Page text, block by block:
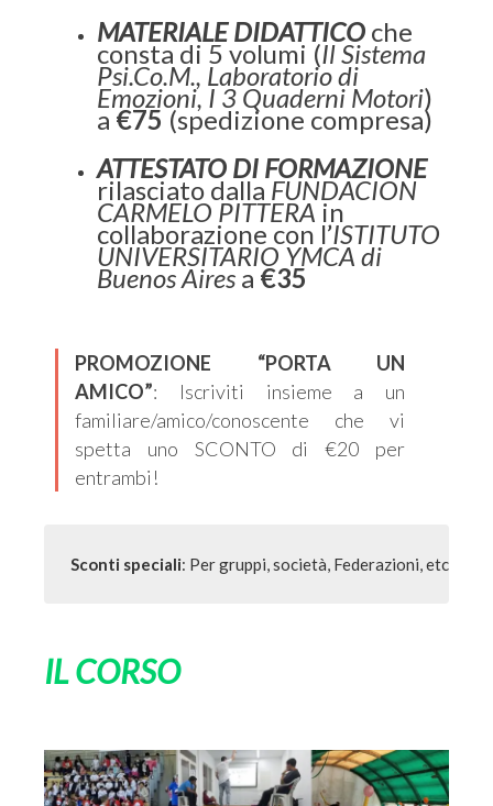
MATERIALE DIDATTICO che
consta di 5 volumi (Il Sistema
Psi.Co.M., Laboratorio di
Emozioni, I 3 Quaderni Motori)
a €75 (spedizione compresa)
ATTESTATO DI FORMAZIONE
rilasciato dalla FUNDACION
CARMELO PITTERA in
collaborazione con l’ISTITUTO
UNIVERSITARIO YMCA di
Buenos Aires a €35
PROMOZIONE “PORTA UN
AMICO”: Iscriviti insieme a un
familiare/amico/conoscente che vi
spetta uno SCONTO di €20 per
entrambi!
Sconti speciali: Per gruppi, società, Federazioni, etc.
IL CORSO